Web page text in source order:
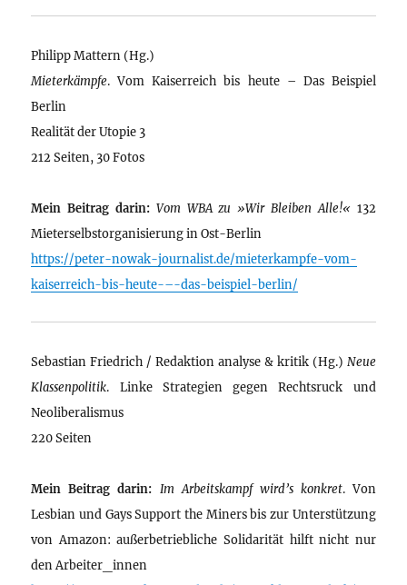
Philipp Mattern (Hg.)
Mieterkämpfe. Vom Kaiserreich bis heute – Das Beispiel
Berlin
Realität der Utopie 3
212 Seiten, 30 Fotos
Mein Beitrag darin: Vom WBA zu »Wir Bleiben Alle!« 132
Mieterselbstorganisierung in Ost-Berlin
https://peter-nowak-journalist.de/mieterkampfe-vom-
kaiserreich-bis-heute-–-das-beispiel-berlin/
Sebastian Friedrich / Redaktion analyse & kritik (Hg.) Neue
Klassenpolitik. Linke Strategien gegen Rechtsruck und
Neoliberalismus
220 Seiten
Mein Beitrag darin: Im Arbeitskampf wird’s konkret. Von
Lesbian und Gays Support the Miners bis zur Unterstützung
von Amazon: außerbetriebliche Solidarität hilft nicht nur
den Arbeiter_innen